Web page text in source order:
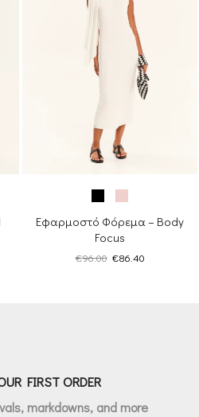
Εφαρμοστό Φόρεμα – Body
Focus
€96.00 Original
€86.40Η
FIRST ORDER
markdowns, and more